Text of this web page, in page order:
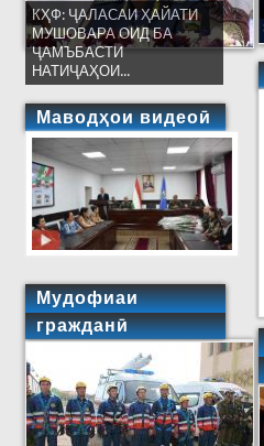
КҲФ: ҶАЛАСАИ ҲАЙАТИ
МУШОВАРА ОИД БА
ҶАМЪБАСТИ
НАТИҶАҲОИ...
Маводҳои видеоӣ
Мудофиаи
гражданӣ